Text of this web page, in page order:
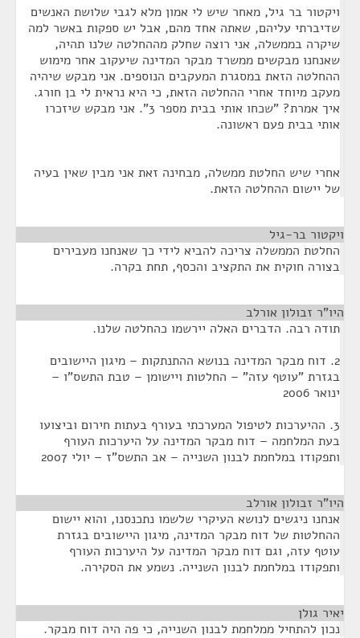
ויקטור בר גיל, מאחר שיש לי אמון מלא לגבי שלושת האנשים
שדיברתי עליהם, שאתה אחד מהם, אבל יש ספקות באשר למה
שיקרה בממשלה, אני רוצה שחלק מההחלטה שלנו תהיה,
שאנחנו מבקשים ממשרד מבקר המדינה שיעקוב אחר מימוש
ההחלטה הזאת במסגרת המעקבים הנוספים. אני מבקש שיהיה
מעקב מיוחד אחרי ההחלטה הזאת, כי היא נראית לי בן חורג.
איך אמרת? "שכחו אותי בבית מספר 3". אני מבקש שיזכרו
אותי בבית פעם ראשונה.
אחרי שיש החלטת ממשלה, מבחינה זאת אני מבין שאין בעיה
של יישום ההחלטה הזאת.
ויקטור בר-גיל
החלטת הממשלה צריכה להביא לידי כך שאנחנו מעבירים
בצורה חוקית את התקציב והכסף, תחת בקרה.
היו"ר זבולון אורלב
תודה רבה. הדברים האלה יירשמו כהחלטה שלנו.
2. דוח מבקר המדינה בנושא ההתנתקות – מיגון היישובים
בגזרת "עוטף עזה" – החלטות ויישומן – טבת התשס"ו –
ינואר 2006
3. ההיערכות לטיפול המערכתי בעורף בעתות חירום וביצועו
בעת המלחמה – דוח מבקר המדינה על היערכות העורף
ותפקודו במלחמת לבנון השנייה – אב התשס"ז – יולי 2007
היו"ר זבולון אורלב
אנחנו ניגשים לנושא העיקרי שלשמו נתכנסנו, והוא יישום
ההחלטות של דוח מבקר המדינה, מיגון היישובים בגזרת
עוטף עזה, וגם דוח מבקר המדינה על היערכות העורף
ותפקודו במלחמת לבנון השנייה. נשמע את הסקירה.
יאיר גולן
נכון להתחיל ממלחמת לבנון השנייה, כי פה היה דוח מבקר.